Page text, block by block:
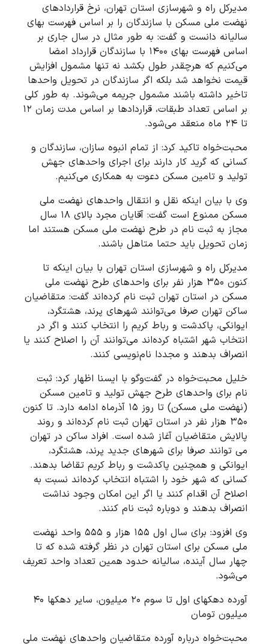
مدیرکل راه و شهرسازی استان تهران، نرخ قراردادهای
نهضت ملی مسکن با سازندگان را بر اساس فهرست بهای
سالیانه دانست و گفت: به طور مثال در سال جاری بر
اساس فهرست بهای ۱۴۰۰ با سازندگان قرارداد امضا
می‌کنیم که هرچقدر طول بکشد نه تنها مشمول افزایش
قیمت نخواهد شد بلکه اگر سازندگان در تحویل واحدها
تاخیر داشته باشند مشمول جریمه می‌شوند. به طور کلی
بر اساس تعداد طبقات، قراردادها بر اساس مدت زمان ۱۲
تا ۲۴ ماه منعقد می‌شود.
محبت‌خواه تاکید کرد: از تمام انبوه سازان، سازندگان و
کسانی که گرید کار دارند برای اجرای واحدهای جهش
تولید و تامین مسکن دعوت به همکاری می‌کنیم.
وی با بیان اینکه نقل و انتقال واحدهای نهضت ملی
مسکن ممنوع است گفت: آقایان مجرد بالای ۱۸ سال
مجاز به ثبت نام در طرح نهضت ملی مسکن هستند اما
زمان تحویل باید حتما متاهل باشند.
مدیرکل راه و شهرسازی استان تهران با بیان اینکه تا
کنون ۳۵۰ هزار نفر برای واحدهای طرح نهضت ملی
مسکن در استان تهران ثبت نام کرده‌اند گفت: متقاضیان
ساکن تهران صرفا می‌توانند شهرهای پرند، هشتگرد،
ایوانکی، پاکدشت و رباط کریم را انتخاب کنند و اگر در
انتخاب شهر اشتباه کرده‌اند می‌توانند آن را اصلاح کنند یا
انصراف بدهند و مجددا نام‌نویسی کنند.
خلیل محبت‌خواه در گفت‌وگو با ایسنا اظهار کرد: ثبت
نام برای واحدهای طرح جهش تولید و تامین مسکن
(نهضت ملی مسکن) تا روز ۱۵ آذرماه ادامه دارد. تا کنون
۳۵۰ هزار نفر در استان تهران ثبت نام کرده‌اند و روند
پالایش متقاضیان آغاز شده است. افراد ساکن در تهران
می توانند صرفا برای شهرهای جدید پرند، هشتگرد،
ایوانکی و همچنین پاکدشت و رباط کریم تقاضا بدهند.
کسانی که شهر خود را اشتباه انتخاب کرده‌اند نسبت به
اصلاح آن اقدام کنند یا اگر این امکان وجود نداشت
انصراف بدهند و دوباره ثبت نام کنند.
وی افزود: برای سال اول ۱۵۵ هزار و ۵۵۵ واحد نهضت
ملی مسکن برای استان تهران در نظر گرفته شده که تا
چهار سال آینده، سالیانه حدود همین تعداد واحد تعریف
می‌شود.
آورده دهکهای اول تا سوم ۲۰ میلیون، سایر دهکها ۴۰
میلیون تومان
محبت‌خواه درباره آورده متقاضیان واحدهای نهضت ملی